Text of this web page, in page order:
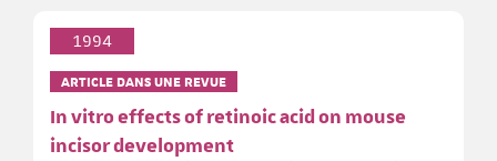
1994
ARTICLE DANS UNE REVUE
In vitro effects of retinoic acid on mouse
incisor development